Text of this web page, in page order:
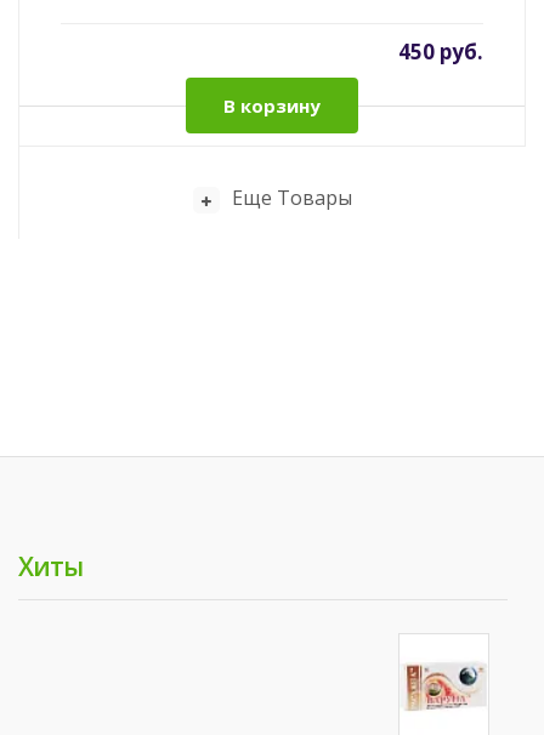
450 руб.
В корзину
Еще Товары
Хиты